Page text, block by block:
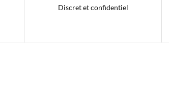
Discret et confidentiel